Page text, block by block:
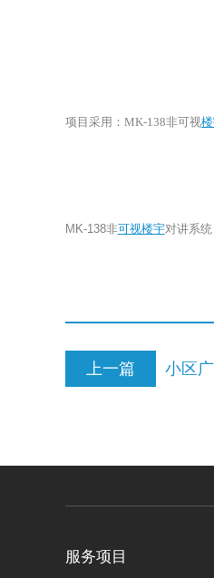
项目采用：MK-138非可视
MK-138非可视楼宇对讲系
上一篇
服务项目